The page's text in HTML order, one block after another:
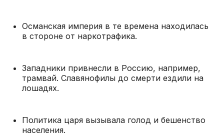
Османская империя в те времена находилась
в стороне от наркотрафика.
Западники привнесли в Россию, например,
трамвай. Славянофилы до смерти ездили на
лошадях.
Политика царя вызывала голод и бешенство
населения.